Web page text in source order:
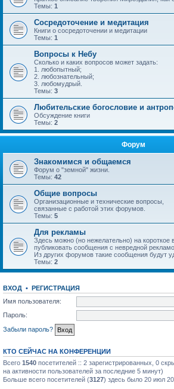
Темы: 1
Сосредоточение и медитация
Книги о сосредоточении и медитации
Темы: 1
Вопросы к Небу
Сколько и каких вопросов может задать:
1. любопытный;
2. любознательный;
3. любомудрый.
Темы: 3
Любительские богословие и
Обсуждение книги
Темы: 2
Форум
Знакомимся и общаемся
Форум о "земной" жизни.
Темы: 42
Общие вопросы
Организационные и технические вопросы,
связанные с работой этих форумов.
Темы: 5
Для рекламы
Здесь можно (но нежелательно) на короткое
публиковать сообщения с невредной
Из других форумов такие сообщения будут
Темы: 2
ВХОД • РЕГИСТРАЦИЯ
Имя пользователя:
Пароль:
Забыли пароль?
КТО СЕЙЧАС НА КОНФЕРЕНЦИИ
Всего 1540 посетителей :: 2 зарегистрированных, 0
на активности пользователей за последние 5 минут)
Больше всего посетителей (3127) здесь было 20 июл